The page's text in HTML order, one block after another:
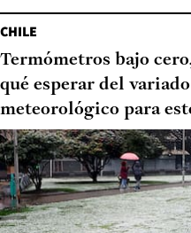
CHILE
Termómetros bajo
qué esperar del
meteorológico para